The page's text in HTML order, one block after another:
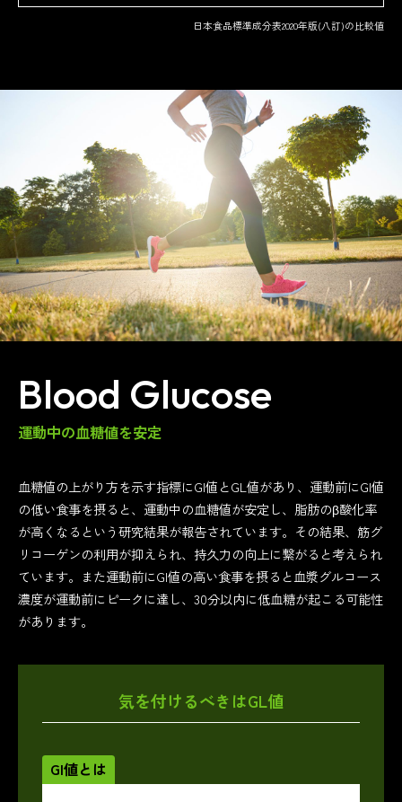
日本食品標準成分表2020年版(八訂)の比較値
Blood Glucose
運動中の血糖値を安定
血糖値の上がり方を示す指標にGI値とGL値があり、運動前にGI値
の低い食事を摂ると、運動中の血糖値が安定し、脂肪のβ酸化率
が高くなるという研究結果が報告されています。その結果、筋グ
リコーゲンの利用が抑えられ、持久力の向上に繋がると考えられ
ています。また運動前にGI値の高い食事を摂ると血漿グルコース
濃度が運動前にピークに達し、30分以内に低血糖が起こる可能性
があります。
気を付けるべきはGL値
GI値とは